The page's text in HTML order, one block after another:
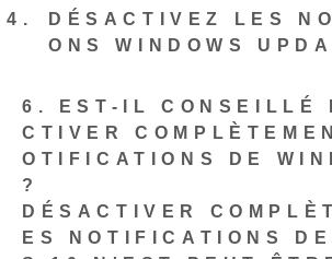
DÉSACTIVEZ LES
ONS WINDOWS
6. EST-IL CONSEILLÉ
CTIVER
OTIFICATIONS DE
?
DÉSACTIVER
ES NOTIFICATIONS DE